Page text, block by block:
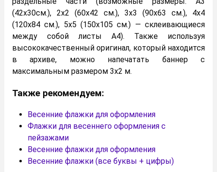
(42х30см.), 2х2 (60х42 см.), 3х3 (90х63 см.), 4х4
(120х84 см.), 5х5 (150х105 см.) — склеивающиеся
между собой листы А4). Также используя
высококачественный оригинал, который находится
в архиве, можно напечатать баннер с
максимальным размером 3х2 м.
Также рекомендуем:
Весенние флажки для оформления
Флажки для весеннего оформления с
пейзажами
Весенние флажки для оформления
Весенние флажки (все буквы + цифры)